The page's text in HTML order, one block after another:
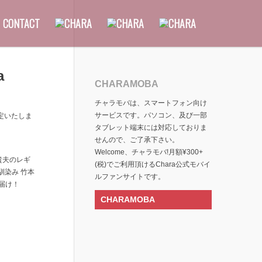
CONTACT
いたしま
夫のレギ
染み 竹本
け！
CHARAMOBA
チャラモバは、スマートフォン向け
サービスです。パソコン、及び一部
タブレット端末には対応しておりま
せんので、ご了承下さい。
Welcome、チャラモバ!月額¥300+
(税)でご利用頂けるChara公式モバイ
ルファンサイトです。
CHARAMOBA